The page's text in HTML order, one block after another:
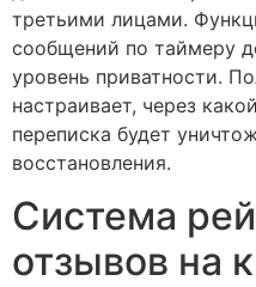
третьими лицами.
сообщений по таймеру
уровень приватности.
настраивает, через
переписка будет
восстановления.
Система
отзывов на